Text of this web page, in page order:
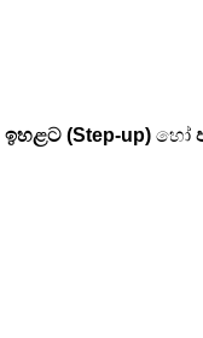
ඉහළට (Step-up) හෝ